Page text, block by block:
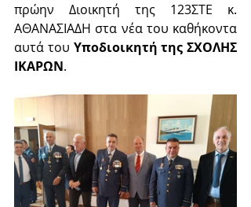
πρώην Διοικητή της 123ΣΤΕ κ.
ΑΘΑΝΑΣΙΑΔΗ στα νέα του καθήκοντα
αυτά του Υποδιοικητή της ΣΧΟΛΗΣ
ΙΚΑΡΩΝ.